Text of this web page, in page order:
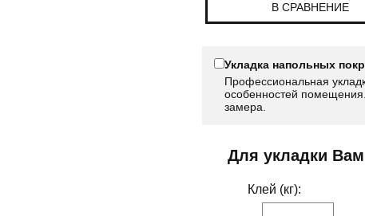
В СРАВНЕНИЕ
Укладка напольных
Профессиональная
особенностей
замера.
Для укладки
Клей (кг):